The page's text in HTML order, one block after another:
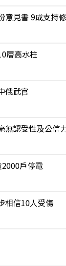
意見書 9成支持
層高水柱
俄武官
無認受性及公信
戶停電
相信10人受傷